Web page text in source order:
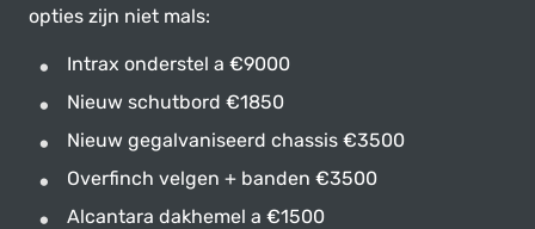
opties zijn niet mals:
Intrax onderstel a €9000
Nieuw schutbord €1850
Nieuw gegalvaniseerd chassis €3500
Overfinch velgen + banden €3500
Alcantara dakhemel a €1500